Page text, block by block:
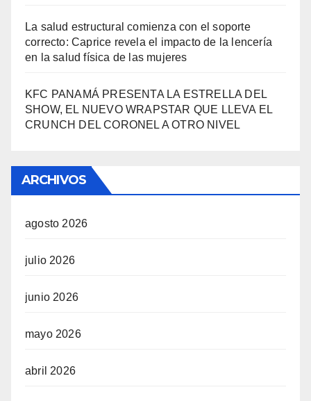
La salud estructural comienza con el soporte
correcto: Caprice revela el impacto de la lencería
en la salud física de las mujeres
KFC PANAMÁ PRESENTA LA ESTRELLA DEL
SHOW, EL NUEVO WRAPSTAR QUE LLEVA EL
CRUNCH DEL CORONEL A OTRO NIVEL
ARCHIVOS
agosto 2026
julio 2026
junio 2026
mayo 2026
abril 2026